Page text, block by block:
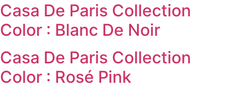
Casa De Paris Collection
Color : Blanc De Noir
Casa De Paris Collection
Color : Rosé Pink